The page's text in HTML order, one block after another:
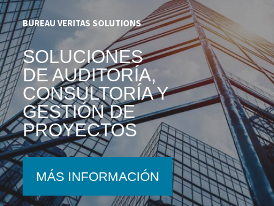
BUREAU VERITAS SOLUTIONS
SOLUCIONES
DE AUDITORÍA,
CONSULTORÍA Y
GESTIÓN DE
PROYECTOS
MÁS INFORMACIÓN